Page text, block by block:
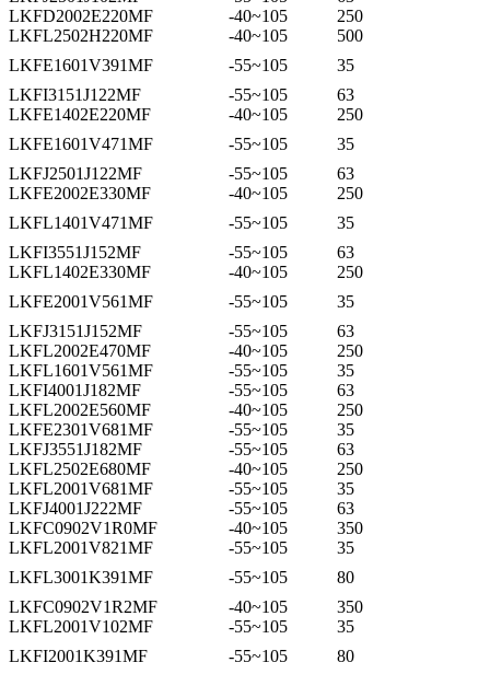
LKFD2002E220MF
-40~105
250
LKFL2502H220MF
-40~105
500
LKFE1601V391MF
-55~105
35
LKFI3151J122MF
-55~105
63
LKFE1402E220MF
-40~105
250
LKFE1601V471MF
-55~105
35
LKFJ2501J122MF
-55~105
63
LKFE2002E330MF
-40~105
250
LKFL1401V471MF
-55~105
35
LKFI3551J152MF
-55~105
63
LKFL1402E330MF
-40~105
250
LKFE2001V561MF
-55~105
35
LKFJ3151J152MF
-55~105
63
LKFL2002E470MF
-40~105
250
LKFL1601V561MF
-55~105
35
LKFI4001J182MF
-55~105
63
LKFL2002E560MF
-40~105
250
LKFE2301V681MF
-55~105
35
LKFJ3551J182MF
-55~105
63
LKFL2502E680MF
-40~105
250
LKFL2001V681MF
-55~105
35
LKFJ4001J222MF
-55~105
63
LKFC0902V1R0MF
-40~105
350
LKFL2001V821MF
-55~105
35
LKFL3001K391MF
-55~105
80
LKFC0902V1R2MF
-40~105
350
LKFL2001V102MF
-55~105
35
LKFI2001K391MF
-55~105
80